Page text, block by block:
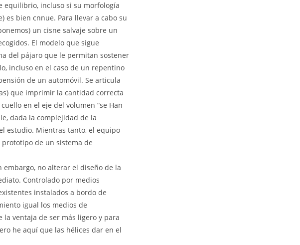
equilibrio, incluso si su morfología
es bien cnnue. Para llevar a cabo su
un cisne salvaje sobre un
El modelo que sigue
del pájaro que le permitan sostener
incluso en el caso de un repentino
de un automóvil. Se articula
que imprimir la cantidad correcta
en el eje del volumen “se Han
dada la complejidad de la
estudio. Mientras tanto, el equipo
de un sistema de
embargo, no alterar el diseño de la
Controlado por medios
instalados a bordo de
igual los medios de
la ventaja de ser más ligero y para
he aquí que las hélices dar en el